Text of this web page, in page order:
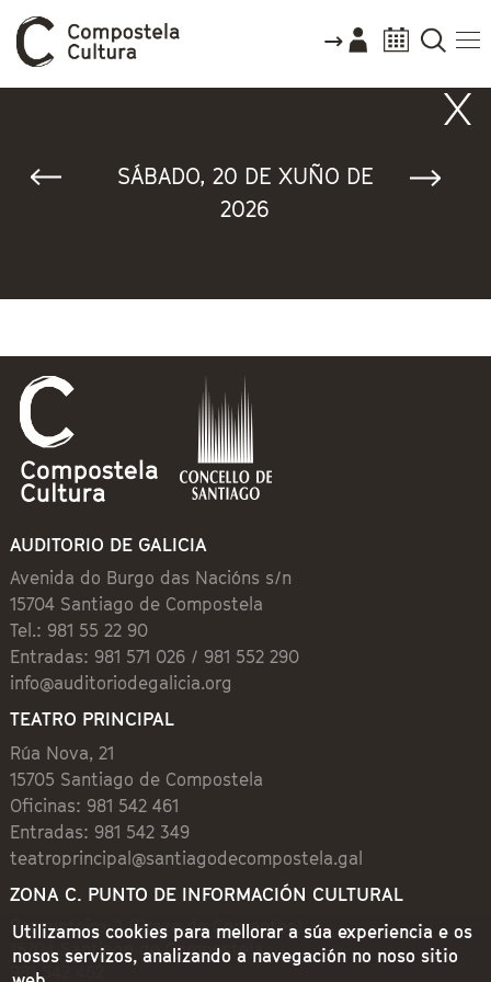
SÁBADO, 20 DE XUÑO DE
2026
AUDITORIO DE GALICIA
Avenida do Burgo das Nacións s/n
15704 Santiago de Compostela
Tel.: 981 55 22 90
Entradas: 981 571 026 / 981 552 290
info@auditoriodegalicia.org
TEATRO PRINCIPAL
Rúa Nova, 21
15705 Santiago de Compostela
Oficinas: 981 542 461
Entradas: 981 542 349
teatroprincipal@santiagodecompostela.gal
ZONA C. PUNTO DE INFORMACIÓN CULTURAL
Preguntoiro, 1 (Praza de Cervantes)
15704 Santiago de Compostela
981 542 462
Utilizamos cookies para mellorar a súa experiencia e os
nosos servizos, analizando a navegación no noso sitio